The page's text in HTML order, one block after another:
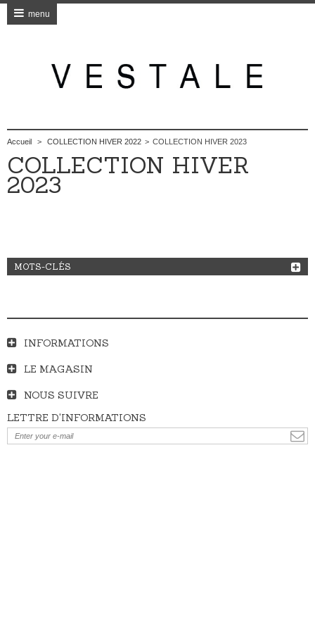
menu
Accueil > COLLECTION HIVER 2022 > COLLECTION HIVER 2023
COLLECTION HIVER
2023
MOTS-CLÉS
INFORMATIONS
LE MAGASIN
NOUS SUIVRE
LETTRE D'INFORMATIONS